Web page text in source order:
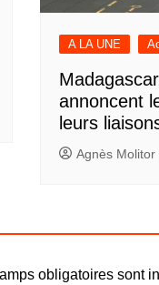
A LA UNE
annoncent
leurs
Agnès Molitor
obligatoires sont